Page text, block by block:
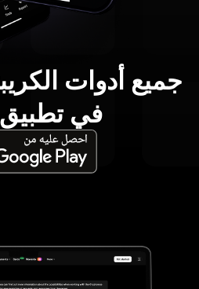
جميع أدوات
في